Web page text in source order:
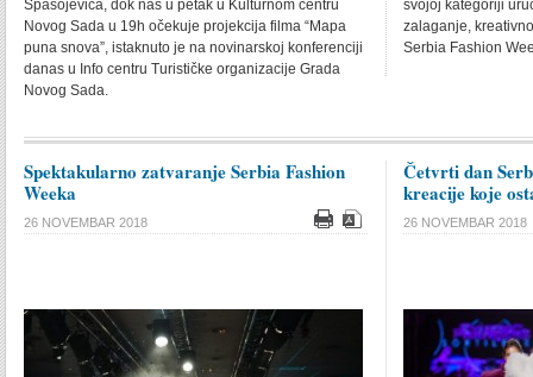
Spasojevića, dok nas u petak u Kulturnom centru
Novog Sada u 19h očekuje projekcija filma “Mapa
puna snova”, istaknuto je na novinarskoj konferenciji
danas u Info centru Turističke organizacije Grada
Novog Sada.
svojoj kategoriji
zalaganje,
Serbia Fashion
Spektakularno zatvaranje Serbia Fashion
Weeka
26 NOVEMBAR 2018
Četvrti dan
kreacije koje
26 NOVEMBAR 2018